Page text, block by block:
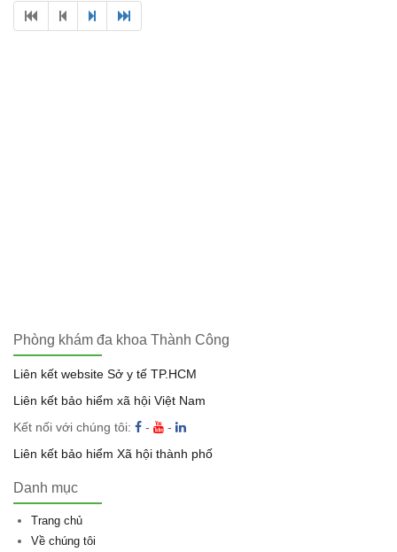
Phòng khám đa khoa Thành Công
Liên kết website Sở y tế TP.HCM
Liên kết bảo hiểm xã hội Việt Nam
Kết nối với chúng tôi:
-
-
Liên kết bảo hiểm Xã hội thành phố
Danh mục
Trang chủ
Về chúng tôi